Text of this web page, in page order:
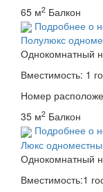
65 м2 Балкон
Подробнее о
Полулюкс
Однокомнатный
Вместимость: 1
Номер
35 м2 Балкон
Подробнее о
Люкс
Однокомнатный
Вместимость:1